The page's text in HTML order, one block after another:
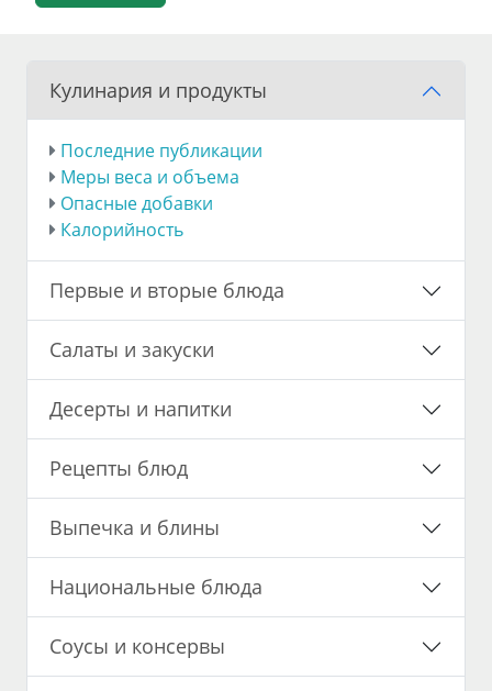
Кулинария и продукты
Последние публикации
Меры веса и объема
Опасные добавки
Калорийность
Первые и вторые блюда
Салаты и закуски
Десерты и напитки
Рецепты блюд
Выпечка и блины
Национальные блюда
Соусы и консервы